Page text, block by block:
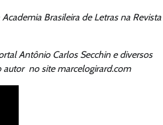
Brasileira de Letras na Revista
Antônio Carlos Secchin e diversos
autor no site marcelogirard.com